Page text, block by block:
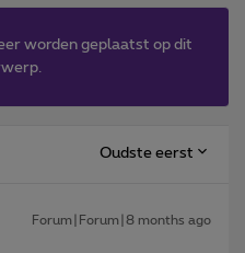
worden geplaatst op dit
Oudste eerst
Forum|Forum|8 months ago